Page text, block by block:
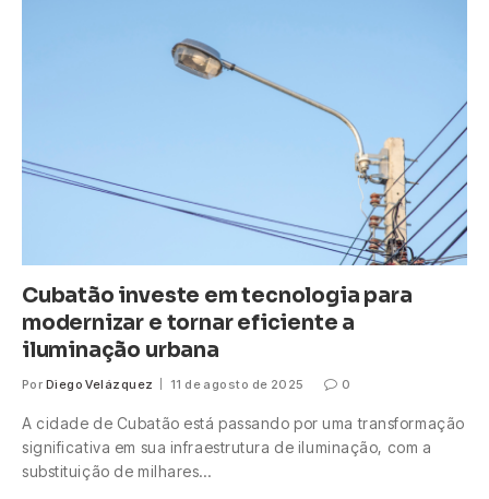
Cubatão investe em tecnologia para
modernizar e tornar eficiente a
iluminação urbana
Por Diego Velázquez 11 de agosto de 2025 0
A cidade de Cubatão está passando por uma transformação
significativa em sua infraestrutura de iluminação, com a
substituição de milhares…